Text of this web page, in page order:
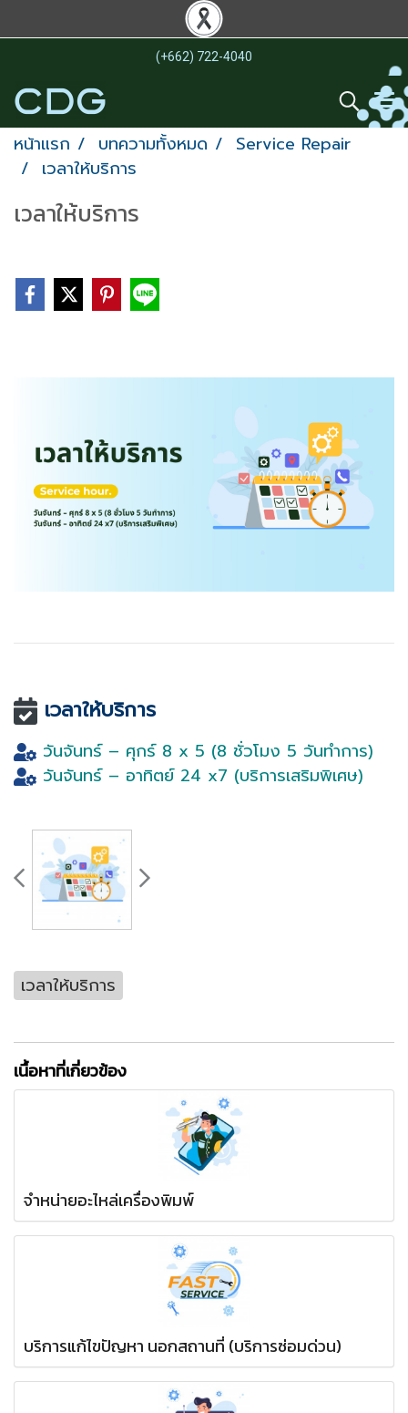
(+662) 722-4040
หน้าแรก บทความทั้งหมด
Service Repair
เวลาให้บริการ
เวลาให้บริการ
เวลาให้บริการ
วันจันทร์ – ศุกร์ 8 x 5 (8 ชั่วโมง 5 วันทำการ)
วันจันทร์ – อาทิตย์ 24 x7 (บริการเสริมพิเศษ)
เวลาให้บริการ
เนื้อหาที่เกี่ยวข้อง
จำหน่ายอะไหล่เครื่องพิมพ์
บริการแก้ไขปัญหา นอกสถานที่ (บริการซ่อมด่วน)